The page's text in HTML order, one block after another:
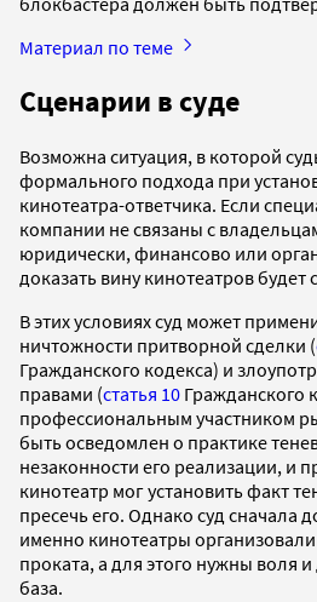
Материал по теме
Сценарии в суде
Возможна ситуация, в которой
формального подхода при
кинотеатра-ответчика. Если
компании не связаны с
юридически, финансово или
доказать вину кинотеатров будет
В этих условиях суд может
ничтожности притворной сделки (
Гражданского кодекса) и
правами (статья 10 Гражданского
профессиональным участником
быть осведомлен о практике
незаконности его реализации, и
кинотеатр мог установить факт
пресечь его. Однако суд сначала
именно кинотеатры организовали
проката, а для этого нужны воля
база.